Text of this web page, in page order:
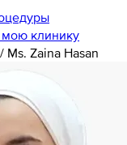
мою клинику
/ Ms. Zaina Hasan